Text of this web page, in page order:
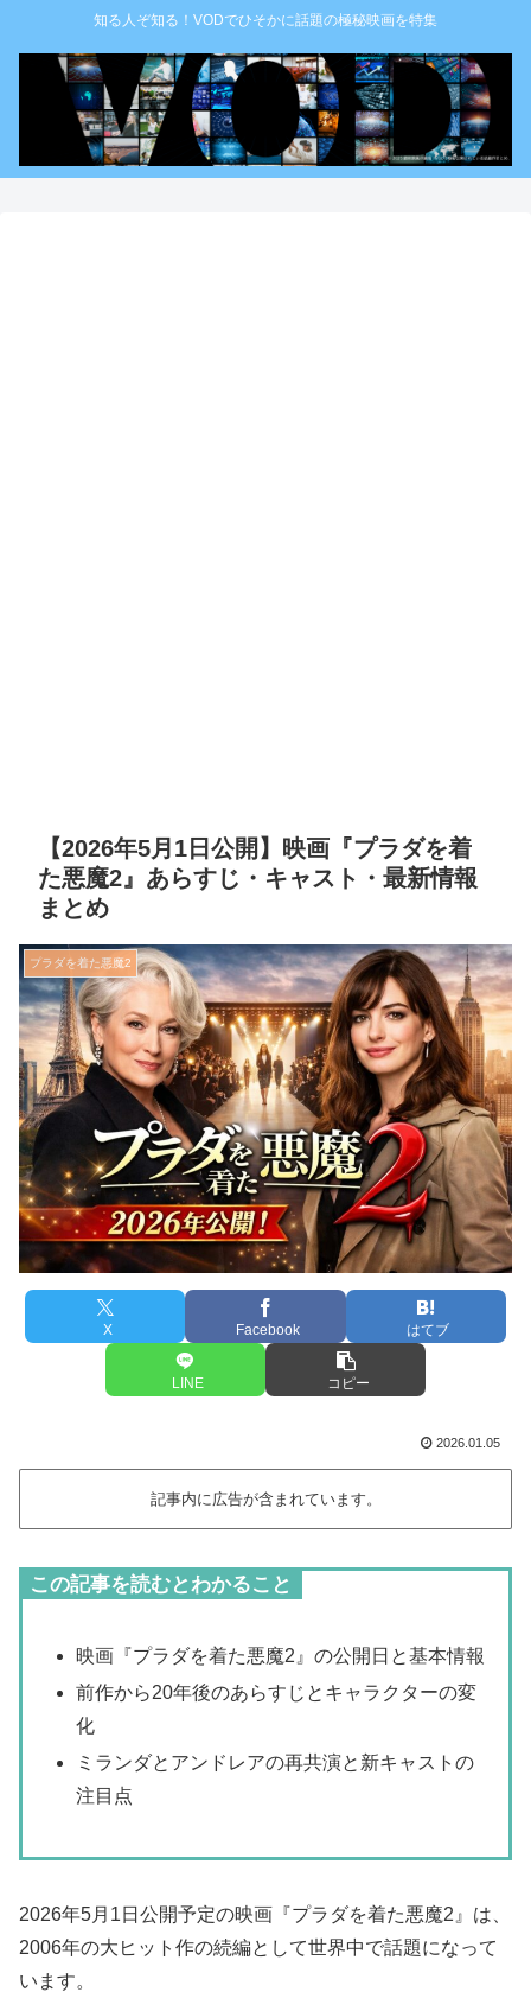
知る人ぞ知る！VODでひそかに話題の極秘映画を特集
【2026年5月1日公開】映画『プラダを着
た悪魔2』あらすじ・キャスト・最新情報
まとめ
プラダを着た悪魔2
X Facebook はてブ
LINE コピー
2026.01.05
記事内に広告が含まれています。
この記事を読むとわかること
映画『プラダを着た悪魔2』の公開日と基本情報
前作から20年後のあらすじとキャラクターの変
化
ミランダとアンドレアの再共演と新キャストの
注目点
2026年5月1日公開予定の映画『プラダを着た悪魔2』は、
2006年の大ヒット作の続編として世界中で話題になって
います。